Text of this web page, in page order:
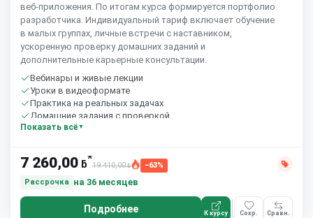
веб‑приложения. По итогам курса формируется портфолио
разработчика. Индивидуальный тариф включает обучение
в малых группах, личные встречи с наставником,
ускоренную проверку домашних заданий и
дополнительные карьерные консультации.
Вебинары и живые лекции
Уроки в видеоформате
Практика на реальных задачах
Домашние задания с проверкой
Сообщество студентов
Показать всё
7 260,00 ƃ*
19 410,00ƃ
−63%
Рассрочка
на 36 месяцев
Подробнее К курсу Сохр. Сравн.